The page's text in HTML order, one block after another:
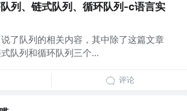
列、链式队列、循环队列-c语言实
了队列的相关内容，其中除了这篇文章
队列和循环队列三个...
评论